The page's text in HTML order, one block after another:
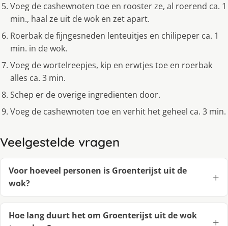
Voeg de cashewnoten toe en rooster ze, al roerend ca. 1
min., haal ze uit de wok en zet apart.
Roerbak de fijngesneden lenteuitjes en chilipeper ca. 1
min. in de wok.
Voeg de wortelreepjes, kip en erwtjes toe en roerbak
alles ca. 3 min.
Schep er de overige ingredienten door.
Voeg de cashewnoten toe en verhit het geheel ca. 3 min.
Veelgestelde vragen
Voor hoeveel personen is Groenterijst uit de
wok?
Hoe lang duurt het om Groenterijst uit de wok